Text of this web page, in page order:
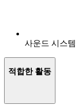
사운드 시스템
적합한 활동